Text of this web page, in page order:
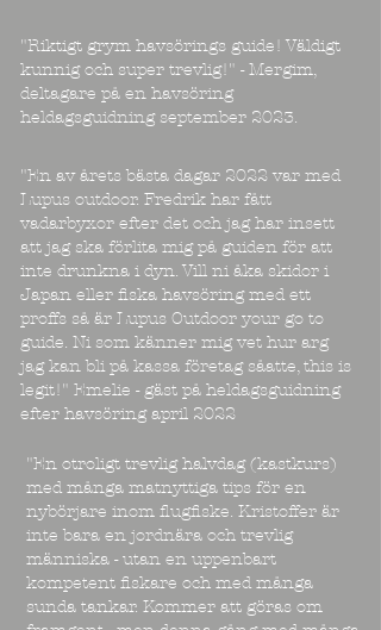
"Riktigt grym havsörings guide! Väldigt
kunnig och super trevlig!" - Mergim,
deltagare på en havsöring
heldagsguidning september 2023.
"En av årets bästa dagar 2022 var med
Lupus outdoor. Fredrik har fått
vadarbyxor efter det och jag har insett
att jag ska förlita mig på guiden för att
inte drunkna i dyn. Vill ni åka skidor i
Japan eller fiska havsöring med ett
proffs så är Lupus Outdoor your go to
guide. Ni som känner mig vet hur arg
jag kan bli på kassa företag såatte, this is
legit!" Emelie - gäst på heldagsguidning
efter havsöring april 2022
"En otroligt trevlig halvdag (kastkurs)
med många matnyttiga tips för en
nybörjare inom flugfiske. Kristoffer är
inte bara en jordnära och trevlig
människa - utan en uppenbart
kompetent fiskare och med många
sunda tankar. Kommer att göras om